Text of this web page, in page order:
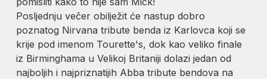
Posljednju večer obilježit će nastup dobro
poznatog Nirvana tribute benda iz Karlovca koji se
krije pod imenom Tourette's, dok kao veliko finale
iz Birminghama u Velikoj Britaniji dolazi jedan od
najboljih i najpriznatijih Abba tribute bendova na